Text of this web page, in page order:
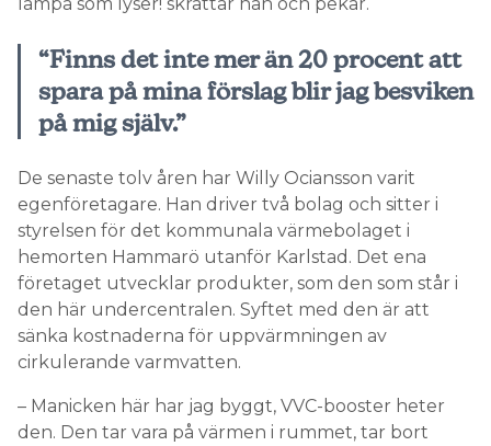
lampa som lyser! skrattar han och pekar.
“Finns det inte mer än 20 procent att
spara på mina förslag blir jag besviken
på mig själv.”
De senaste tolv åren har Willy Ociansson varit
egenföretagare. Han driver två bolag och sitter i
styrelsen för det kommunala värmebolaget i
hemorten Hammarö utanför Karlstad. Det ena
företaget utvecklar produkter, som den som står i
den här undercentralen. Syftet med den är att
sänka kostnaderna för uppvärmningen av
cirkulerande varmvatten.
– Manicken här har jag byggt, VVC-booster heter
den. Den tar vara på värmen i rummet, tar bort